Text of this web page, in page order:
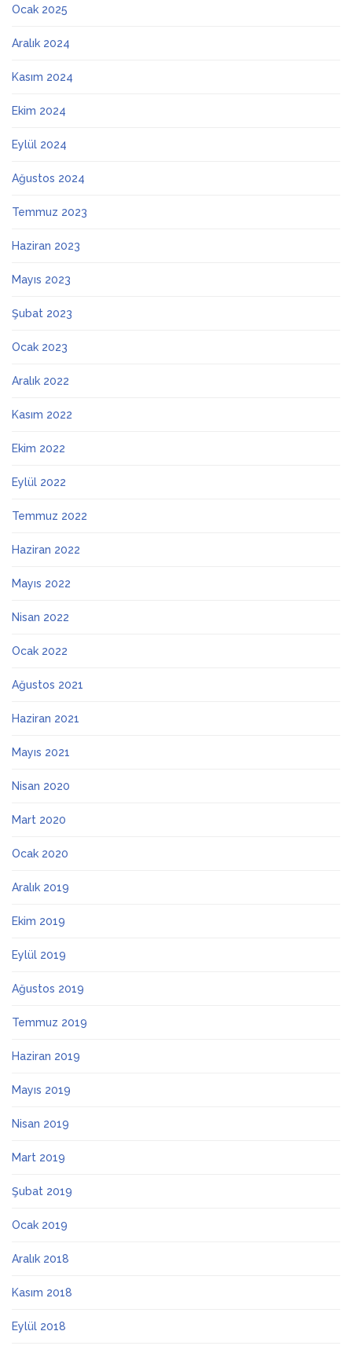
Ocak 2025
Aralık 2024
Kasım 2024
Ekim 2024
Eylül 2024
Ağustos 2024
Temmuz 2023
Haziran 2023
Mayıs 2023
Şubat 2023
Ocak 2023
Aralık 2022
Kasım 2022
Ekim 2022
Eylül 2022
Temmuz 2022
Haziran 2022
Mayıs 2022
Nisan 2022
Ocak 2022
Ağustos 2021
Haziran 2021
Mayıs 2021
Nisan 2020
Mart 2020
Ocak 2020
Aralık 2019
Ekim 2019
Eylül 2019
Ağustos 2019
Temmuz 2019
Haziran 2019
Mayıs 2019
Nisan 2019
Mart 2019
Şubat 2019
Ocak 2019
Aralık 2018
Kasım 2018
Eylül 2018